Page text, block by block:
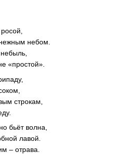
небом.
«простой».
строкам,
бьёт волна,
лавой.
– отрава.